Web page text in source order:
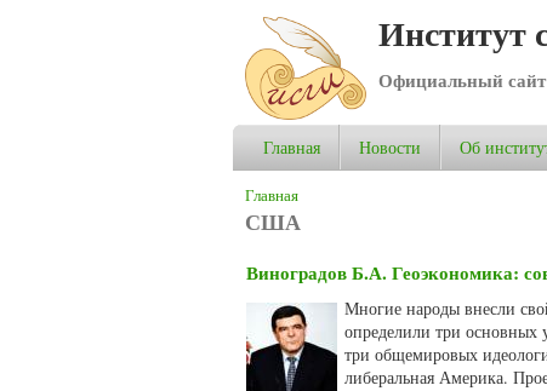
Институт
Официальный сайт
Главная Новости Об
Вы здесь
Главная
США
Виноградов Б.А. Геоэкономика:
Многие народы внесли
определили три основных
три общемировых
либеральная Америка.